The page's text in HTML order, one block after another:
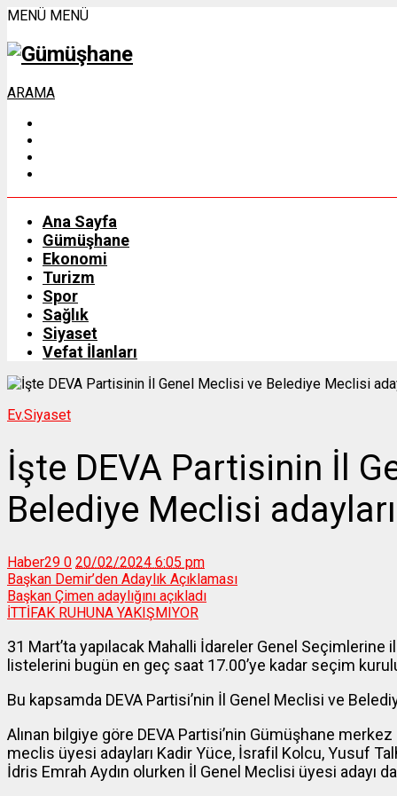
MENÜ MENÜ
ARAMA
Ana Sayfa
Gümüşhane
Ekonomi
Turizm
Spor
Sağlık
Siyaset
Vefat İlanları
Ev.Siyaset
İşte DEVA Partisinin İl
Belediye Meclisi adayları
Haber29 0 20/02/2024 6:05 pm
Başkan Demir’den Adaylık Açıklaması
Başkan Çimen adaylığını açıkladı
İTTİFAK RUHUNA YAKIŞMIYOR
31 Mart’ta yapılacak Mahalli İdareler Genel
listelerini bugün en geç saat 17.00’ye kadar seçim
Bu kapsamda DEVA Partisi’nin İl Genel Meclisi ve
Alınan bilgiye göre DEVA Partisi’nin Gümüşhane
meclis üyesi adayları Kadir Yüce, İsrafil Kolcu, Yusuf
İdris Emrah Aydın olurken İl Genel Meclisi üyesi adayı